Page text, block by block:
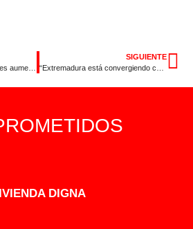
El pago medio a proveedores aumenta un 74%en Extremadura desde que gobierna Guardiola
SIGUIENTE
“Extremadura está convergiendo con España en empleo gracias a las políticas del Gobierno de Pedro Sánchez, a pesar del lastre que supone la gestión del PP en la región”
DIGNA